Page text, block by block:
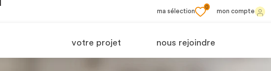
ma sélection
0
mon compte
votre projet nous rejoindre